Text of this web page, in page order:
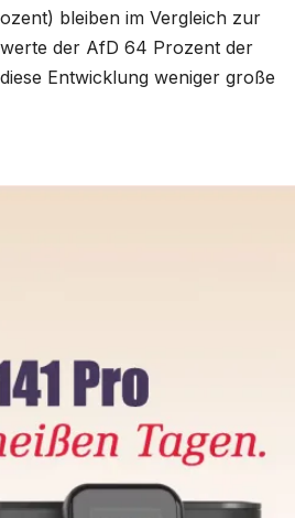
bleiben im Vergleich zur
der AfD 64 Prozent der
Entwicklung weniger große